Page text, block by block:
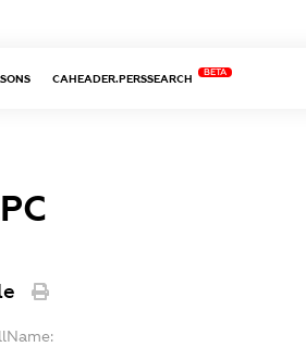
CAHEADER.PERSSEARCH
BETA